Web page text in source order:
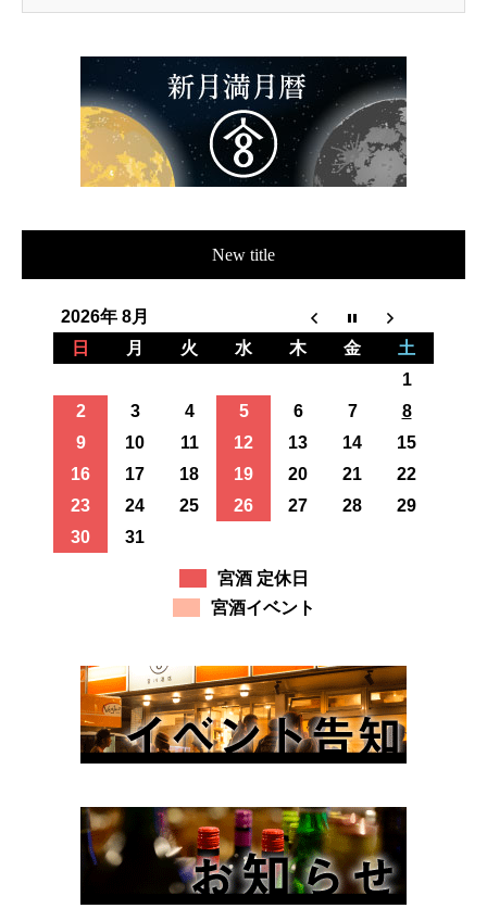
New title
2026年 8月
日
月 火 水 木 金
土
1
2
3 4 5 6 7
8
9
10 11 12 13 14
15
16
17 18 19 20 21
22
23
24 25 26 27 28
29
30
31
宮酒 定休日
宮酒イベント